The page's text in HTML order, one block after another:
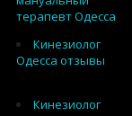
терапевт Одесса
Кинезиолог
Одесса отзывы
Кинезиолог